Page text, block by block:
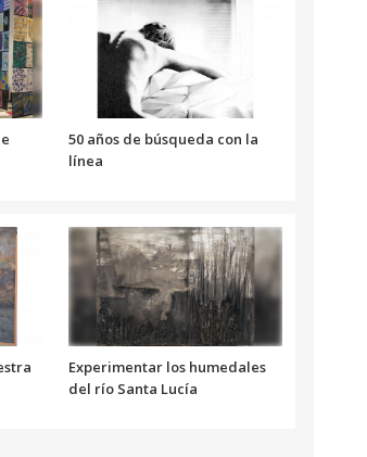
volumen.
50 años de búsqueda con la
línea
Experimentar los humedales
del río Santa Lucía